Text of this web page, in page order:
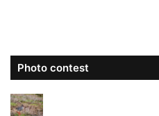
Photo contest